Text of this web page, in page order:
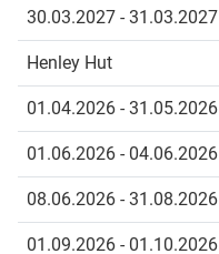
30.03.2027 - 31.03.2027
Henley Hut
01.04.2026 - 31.05.2026
01.06.2026 - 04.06.2026
08.06.2026 - 31.08.2026
01.09.2026 - 01.10.2026